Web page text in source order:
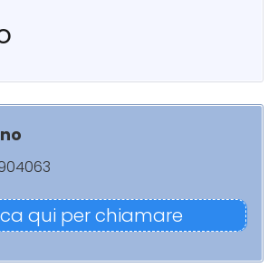
qui per chiamare